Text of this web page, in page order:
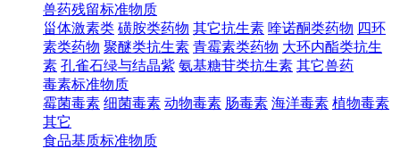
兽药残留标准物质
甾体激素类 磺胺类药物 其它抗生素 喹诺酮类药物 四环
素类药物 聚醚类抗生素 青霉素类药物 大环内酯类抗生
素 孔雀石绿与结晶紫 氨基糖苷类抗生素 其它兽药
毒素标准物质
霉菌毒素 细菌毒素 动物毒素 肠毒素 海洋毒素 植物毒素
其它
食品基质标准物质